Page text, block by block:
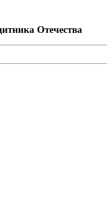
Отечества